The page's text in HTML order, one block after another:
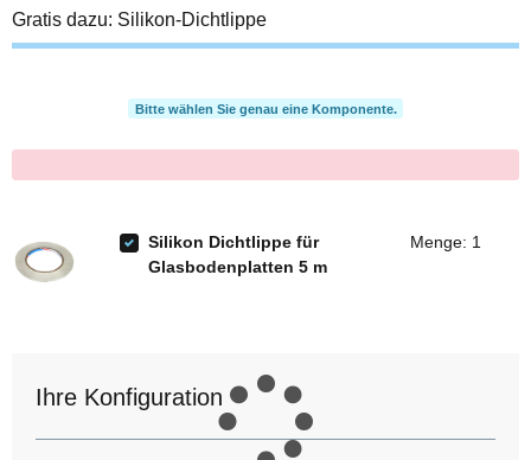
Gratis dazu: Silikon-Dichtlippe
Bitte wählen Sie genau eine Komponente.
Silikon Dichtlippe für
Glasbodenplatten 5 m
Menge: 1
Ihre Konfiguration